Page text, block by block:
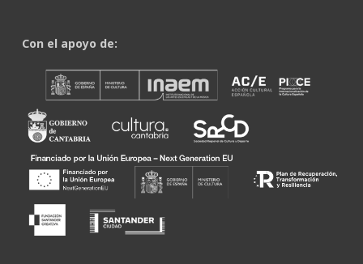
Con el apoyo de: